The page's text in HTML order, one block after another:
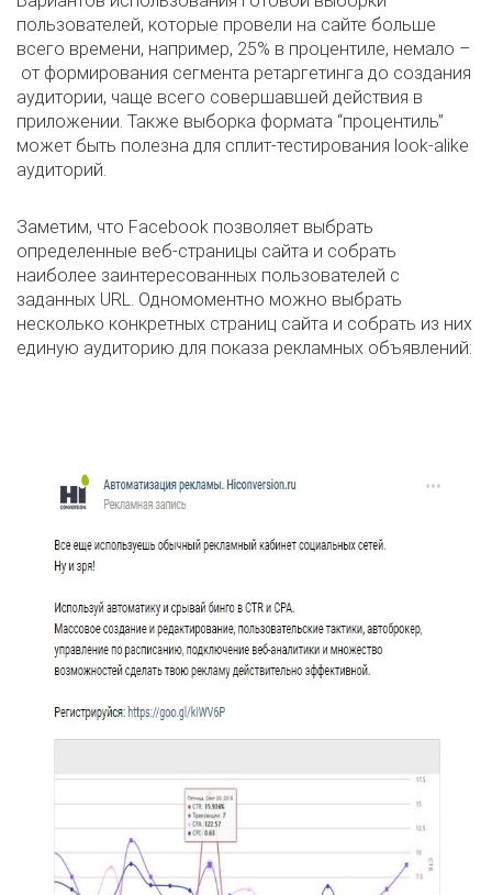
пользователей, которые провели на сайте больше
всего времени, например, 25% в процентиле, немало –
от формирования сегмента ретаргетинга до создания
аудитории, чаще всего совершавшей действия в
приложении. Также выборка формата “процентиль”
может быть полезна для сплит-тестирования look-alike
аудиторий.
Заметим, что Facebook позволяет выбрать
определенные веб-страницы сайта и собрать
наиболее заинтересованных пользователей с
заданных URL. Одномоментно можно выбрать
несколько конкретных страниц сайта и собрать из них
единую аудиторию для показа рекламных объявлений: